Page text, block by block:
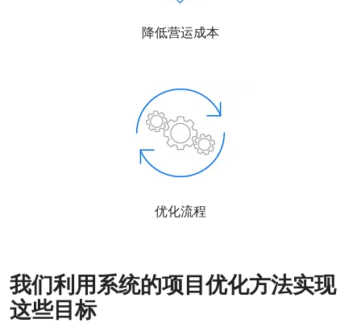
降低营运成本
优化流程
我们利用系统的项目优化方法实现
这些目标